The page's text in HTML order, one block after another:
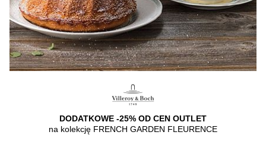
DODATKOWE -25% OD CEN OUTLET
na kolekcję FRENCH GARDEN FLEURENCE